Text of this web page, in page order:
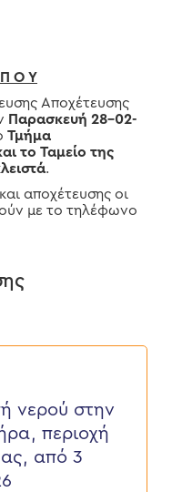
Ο Υ
Αποχέτευσης
Παρασκευή 28-02-
Τμήμα
το Ταμείο της
.
αποχέτευσης οι
με το τηλέφωνο
νερού στην
περιοχή
από 3